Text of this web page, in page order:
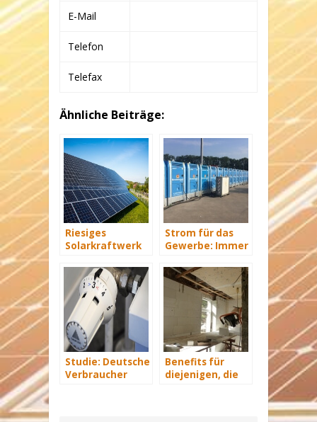
E-Mail
Telefon
Telefax
Ähnliche Beiträge:
Riesiges
Solarkraftwerk
geht ans Netz
Strom für das
Gewerbe: Immer
versorgt
Studie: Deutsche
Verbraucher
Benefits für
diejenigen, die